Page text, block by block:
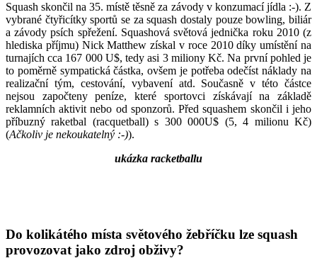
Squash skončil na 35. místě těsně za závody v konzumací jídla :-). Z
vybrané čtyřicítky sportů se za squash dostaly pouze bowling, biliár
a závody psích spřežení. Squashová světová jednička roku 2010 (z
hlediska příjmu) Nick Matthew získal v roce 2010 díky umístění na
turnajích cca 167 000 U$, tedy asi 3 miliony Kč. Na první pohled je
to poměrně sympatická částka, ovšem je potřeba odečíst náklady na
realizační tým, cestování, vybavení atd. Současně v této částce
nejsou započteny peníze, které sportovci získávají na základě
reklamních aktivit nebo od sponzorů. Před squashem skončil i jeho
příbuzný raketbal (racquetball) s 300 000U$ (5, 4 milionu Kč)
(Ačkoliv je nekoukatelný :-)).
ukázka racketballu
Do kolikátého místa světového žebříčku lze squash
provozovat jako zdroj obživy?